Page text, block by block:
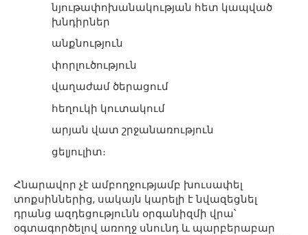
նյութափոխանակության հետ կապված
խնդիրներ
անքնություն
փորլուծություն
վաղաժամ ծերացում
հեղուկի կուտակում
արյան վատ շրջանառություն
ցելյուլիտ։
Հնարավոր չէ ամբողջությամբ խուսափել
տոքսիններից, սակայն կարելի է նվազեցնել
դրանց ազդեցությունն օրգանիզմի վրա՝
օգտագործելով առողջ սնունդ և պարբերաբար